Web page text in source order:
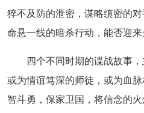
猝不及防的泄密，谋略缜密的
命悬一线的暗杀行动，能否迎
四个不同时期的谍战故事
或为情谊笃深的师徒，或为血
智斗勇，保家卫国，将信念的火